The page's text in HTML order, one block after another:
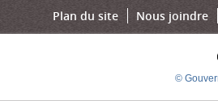
Plan du site Nous joindre
©